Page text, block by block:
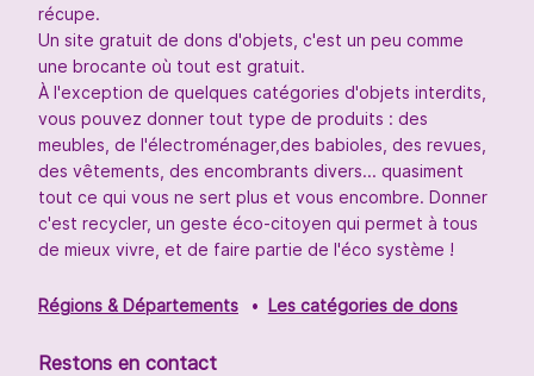
récupe.
Un site gratuit de dons d'objets, c'est un peu comme
une brocante où tout est gratuit.
À l'exception de quelques catégories d'objets interdits,
vous pouvez donner tout type de produits : des
meubles, de l'électroménager,des babioles, des revues,
des vêtements, des encombrants divers... quasiment
tout ce qui vous ne sert plus et vous encombre. Donner
c'est recycler, un geste éco-citoyen qui permet à tous
de mieux vivre, et de faire partie de l'éco système !
Régions & Départements Les catégories de dons
Restons en contact